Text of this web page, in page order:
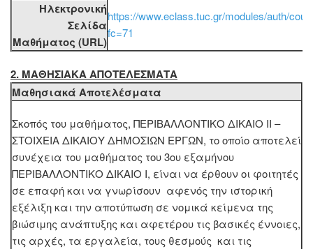
Ηλεκτρονική
Σελίδα
Μαθήματος (URL)
https://www.eclass.tuc.gr/modules/auth/
fc=71
2. MΑΘΗΣΙΑΚΑ ΑΠΟΤΕΛΕΣΜΑΤΑ
Μαθησιακά Αποτελέσματα
Σκοπός του μαθήματος, ΠΕΡΙΒΑΛΛΟΝΤΙΚΟ ΔΙΚΑΙΟ ΙΙ –
ΣΤΟΙΧΕΙΑ ΔΙΚΑΙΟΥ ΔΗΜΟΣΙΩΝ ΕΡΓΩΝ, το οποίο αποτελεί
συνέχεια του μαθήματος του 3ου εξαμήνου
ΠΕΡΙΒΑΛΛΟΝΤΙΚΟ ΔΙΚΑΙΟ Ι, είναι να έρθουν οι φοιτητές
σε επαφή και να γνωρίσουν αφενός την ιστορική
εξέλιξη και την αποτύπωση σε νομικά κείμενα της
βιώσιμης ανάπτυξης και αφετέρου τις βασικές έννοιες,
τις αρχές, τα εργαλεία, τους θεσμούς και τις